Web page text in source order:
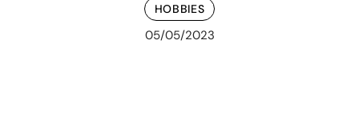
HOBBIES
05/05/2023